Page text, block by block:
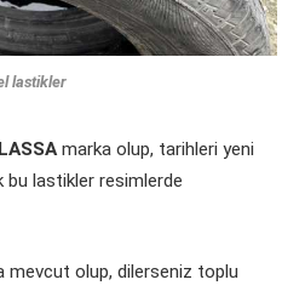
lastikler
LASSAmarka olup, tarihleri yeni
bu lastikler resimlerde
mevcut olup, dilerseniz toplu